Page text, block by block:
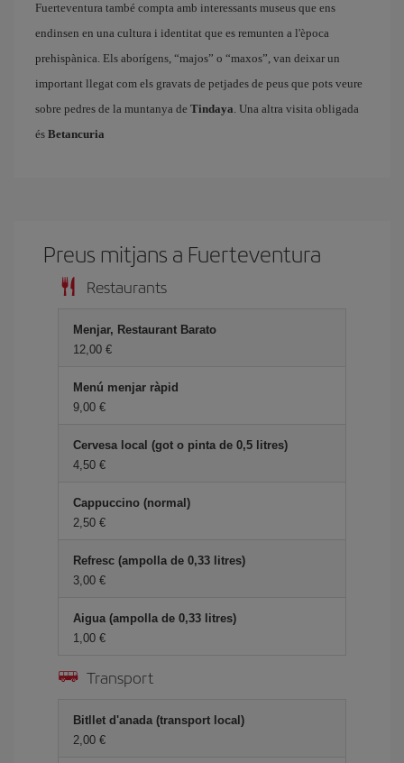
Fuerteventura també compta amb interessants museus que ens
endinsen en una cultura i identitat que es remunten a l'època
prehispànica. Els aborígens, “majos” o “maxos”, van deixar un
important llegat com els gravats de petjades de peus que pots veure
sobre pedres de la muntanya de Tindaya. Una altra visita obligada
és Betancuria
Preus mitjans a Fuerteventura
Restaurants
Menjar, Restaurant Barato
12,00
Menú menjar ràpid
9,00
Cervesa local (got o pinta de 0,5 litres)
4,50
Cappuccino (normal)
2,50
Refresc (ampolla de 0,33 litres)
3,00
Aigua (ampolla de 0,33 litres)
1,00
Transport
Bitllet d'anada (transport local)
2,00